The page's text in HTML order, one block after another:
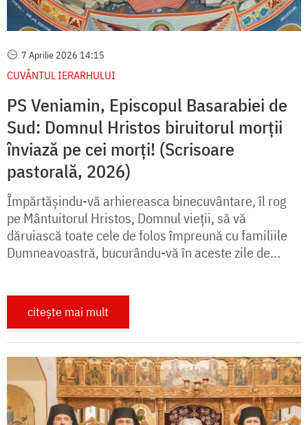
7 Aprilie 2026 14:15
CUVÂNTUL IERARHULUI
PS Veniamin, Episcopul Basarabiei de
Sud: Domnul Hristos biruitorul morții
înviază pe cei morți! (Scrisoare
pastorală, 2026)
Împărtășindu-vă arhiereasca binecuvântare, îl rog
pe Mântuitorul Hristos, Domnul vieții, să vă
dăruiască toate cele de folos împreună cu familiile
Dumneavoastră, bucurându-vă în aceste zile de...
citește mai mult